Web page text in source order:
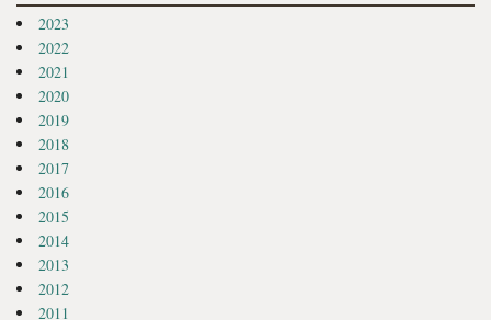
2023
2022
2021
2020
2019
2018
2017
2016
2015
2014
2013
2012
2011